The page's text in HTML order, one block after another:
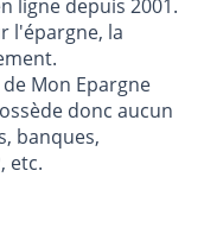
ligne depuis 2001.
la
Mon Epargne
donc aucun
banques,